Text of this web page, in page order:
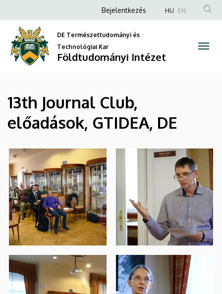
Földtudományi
Intézet
a
tartalomra
Anonim
fiók
menüje
Bejelentkezés HU EN
DE Természettudományi és
Technológiai Kar
Földtudományi Intézet
13th Journal Club,
előadások, GTIDEA, DE